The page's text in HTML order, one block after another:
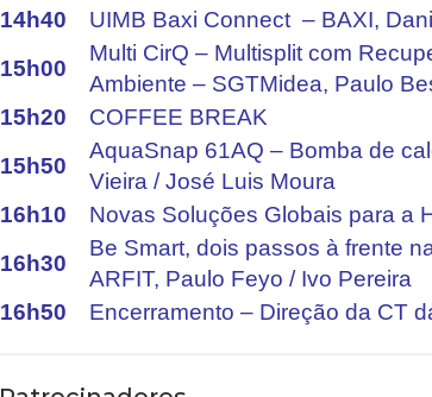
14h40
UIMB Baxi Connect – BAXI,
15h00
Multi CirQ – Multisplit com
Ambiente – SGTMidea, Paulo
15h20
COFFEE BREAK
15h50
AquaSnap 61AQ – Bomba de
Vieira / José Luis Moura
16h10
Novas Soluções Globais para a
16h30
Be Smart, dois passos à frente
ARFIT, Paulo Feyo / Ivo Pereira
16h50
Encerramento – Direção da CT